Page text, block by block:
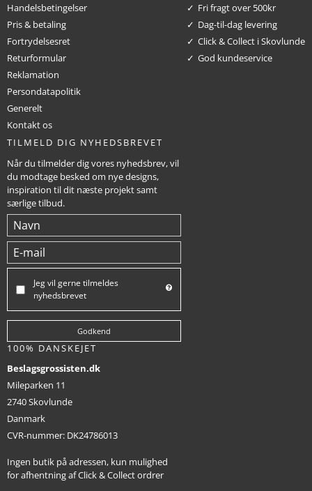
Handelsbetingelser
Pris & betaling
Fortrydelsesret
Returformular
Reklamation
Persondatapolitik
Generelt
Kontakt os
Fri fragt over 500kr
Dag-til-dag levering
Click & Collect i Skovlunde
God kundeservice
TILMELD DIG NYHEDSBREVET
Når du tilmelder dig vores nyhedsbrev, vil
du modtage besked om nye designs,
inspiration til dit næste projekt samt
særlige tilbud.
Jeg vil gerne tilmeldes
nyhedsbrevet
Godkend
100% DANSKEJET
Beslagsgrossisten.dk
Mileparken 11
2740 Skovlunde
Danmark
CVR-nummer: DK24786013
Ingen butik på adressen, kun mulighed
for afhentning af Click & Collect ordrer